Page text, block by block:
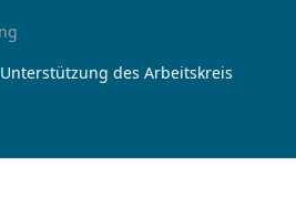
des Arbeitskreis